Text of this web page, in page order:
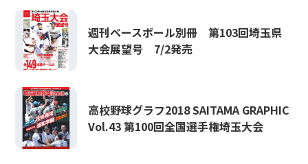
週刊ベースボール別冊 第103回埼玉県
大会展望号 7/2発売
高校野球グラフ2018 SAITAMA GRAPHIC
Vol.43 第100回全国選手権埼玉大会